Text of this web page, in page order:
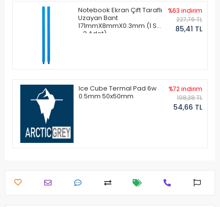
Notebook Ekran Çift Taraflı
Uzayan Bant
171mmX8mmX0.3mm (1 Set
- 2 Adet)
%63 indirim
227,76 TL
85,41 TL
Ice Cube Termal Pad 6w
0.5mm 50x50mm
%72 indirim
198,38 TL
54,66 TL